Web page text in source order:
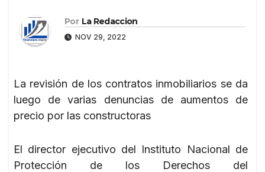
Por La Redaccion
NOV 29, 2022
La revisión de los contratos inmobiliarios se da
luego de varias denuncias de aumentos de
precio por las constructoras
El director ejecutivo del Instituto Nacional de
Protección de los Derechos del